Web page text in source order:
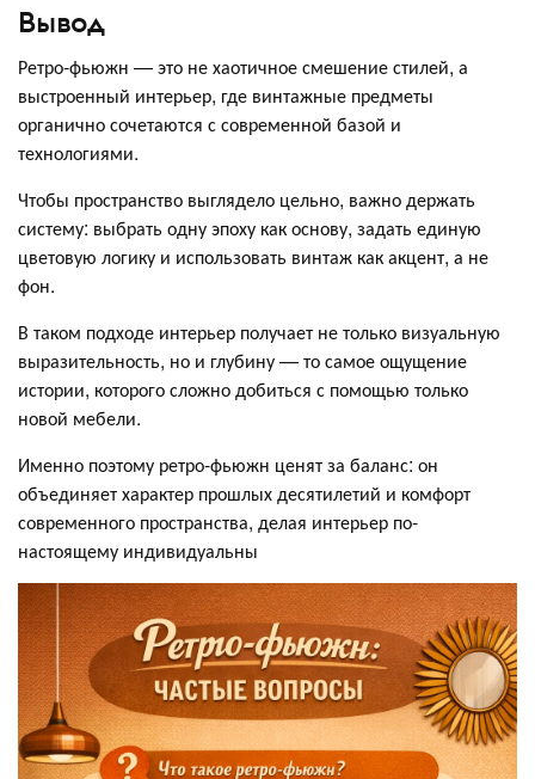
Вывод
Ретро-фьюжн — это не хаотичное смешение стилей, а
выстроенный интерьер, где винтажные предметы
органично сочетаются с современной базой и
технологиями.
Чтобы пространство выглядело цельно, важно держать
систему: выбрать одну эпоху как основу, задать единую
цветовую логику и использовать винтаж как акцент, а не
фон.
В таком подходе интерьер получает не только визуальную
выразительность, но и глубину — то самое ощущение
истории, которого сложно добиться с помощью только
новой мебели.
Именно поэтому ретро-фьюжн ценят за баланс: он
объединяет характер прошлых десятилетий и комфорт
современного пространства, делая интерьер по-
настоящему индивидуальны